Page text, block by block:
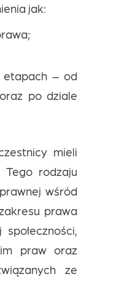
jak:
etapach – od
po dziale
mieli
Tego rodzaju
wśród
prawa
im praw oraz
ze